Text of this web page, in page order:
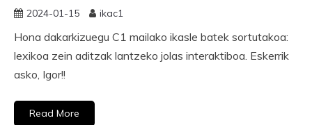
2024-01-15 ikac1
Hona dakarkizuegu C1 mailako ikasle batek sortutakoa:
lexikoa zein aditzak lantzeko jolas interaktiboa. Eskerrik
asko, Igor!!
Read More